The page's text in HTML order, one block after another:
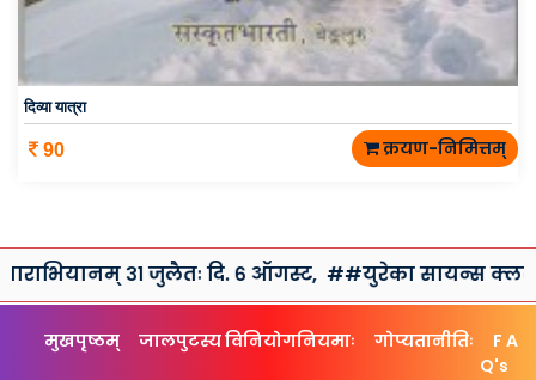
दिव्या यात्रा
90 क्रयण-निमित्तम्
३१ जुलैतः दि. ६ ऑगस्ट,##युरेका सायन्स क्लब तथा
मुखपृष्ठम् जालपुटस्य विनियोगनियमाः गोप्यतानीतिः
F A
Q's